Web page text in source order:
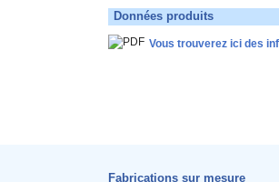
Données produits
Vous trouverez ici des
Fabrications sur mesure